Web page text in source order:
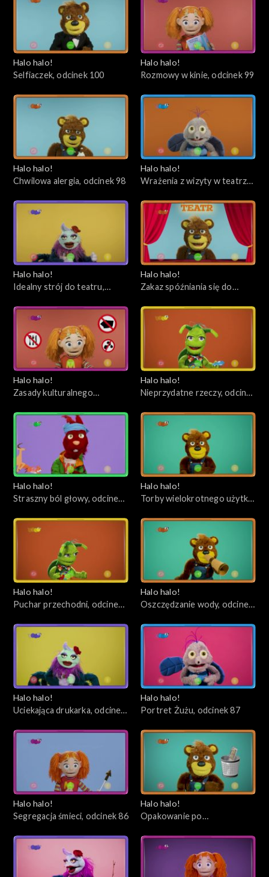
Halo halo!
Selfiaczek, odcinek 100
Halo halo!
Rozmowy w kinie, odcinek 99
Halo halo!
Chwilowa alergia, odcinek 98
Halo halo!
Wrażenia z wizyty w teatrze,
Halo halo!
Idealny strój do teatru,
Halo halo!
Zakaz spóźniania się do
Halo halo!
Zasady kulturalnego
odcinek 94
Halo halo!
Nieprzydatne rzeczy, odcinek
Halo halo!
Straszny ból głowy, odcinek
Halo halo!
Torby wielokrotnego użytku,
Halo halo!
Puchar przechodni, odcinek
Halo halo!
Oszczędzanie wody, odcinek
Halo halo!
Uciekająca drukarka, odcinek
Halo halo!
Portret Żużu, odcinek 87
Halo halo!
Segregacja śmieci, odcinek 86
Halo halo!
Opakowanie po